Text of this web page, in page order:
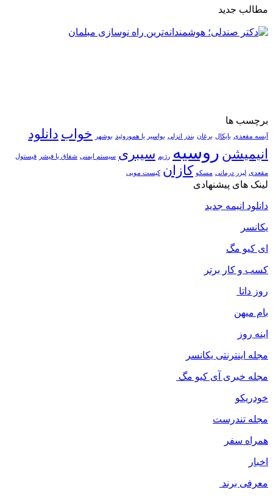
مطالب جدید
برچسب ها
آبسه مقعدی بایکال برغان بندر انزلی بواسیر یا هموروئید بوشهر خواب دانلود
انیمیشن روسیه رژیم سیبری سیستم ایمنی شقاق یا فیشر فیستول
مقعدی لیزر درمانی مسکو کازان کیست مویی
لینک های پیشنهادی
دانلود انیمه جدید
یکانسر
ای کیو مگ
کسب و کار برتر
روز داتا
بام میهن
اینه روز
مجله اینترنتی یکانسر
مجله خبری آی کیو مگ
خودریکو
مجله‌ تندرست
همراه سفر
اخبار
معرفی برند